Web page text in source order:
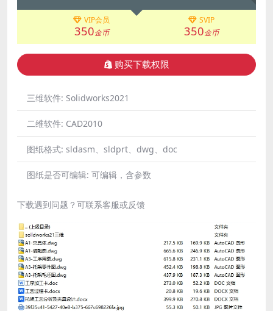
VIP会员
350金币
SVIP
350金币
购买下载权限
三维软件: Solidworks2021
二维软件: CAD2010
图纸格式: sldasm、sldprt、dwg、doc
图纸是否可编辑: 可编辑，含参数
下载遇到问题？可联系客服或反馈